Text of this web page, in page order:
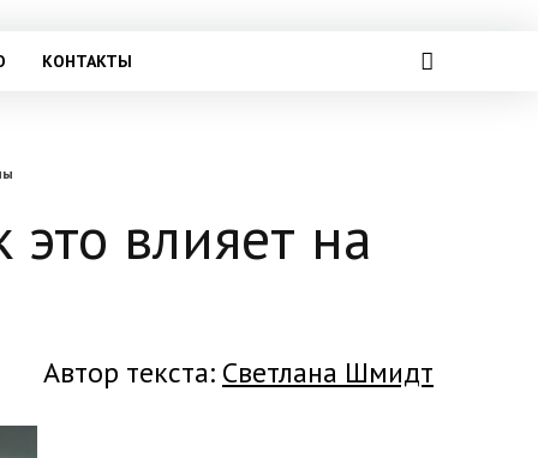
КОНТАКТЫ
влияет на
Автор текста: Светлана Шмидт